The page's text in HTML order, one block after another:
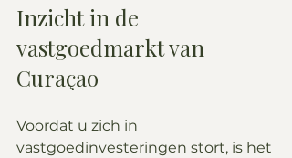
Inzicht in de
vastgoedmarkt van
Curaçao
Voordat u zich in
vastgoedinvesteringen stort, is het